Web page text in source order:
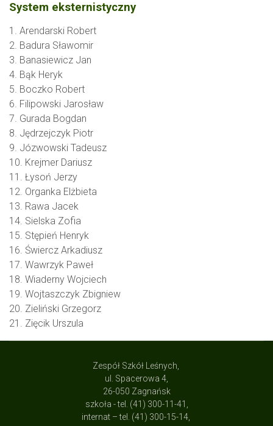
System eksternistyczny
1. Arendarski Robert
2. Badura Sławomir
3. Banasiewicz Jan
4. Bąk Heryk
5. Boczko Robert
6. Filipowski Jarosław
7. Gurada Bogdan
8. Jędrzejczyk Piotr
9. Józwowski Tadeusz
10. Krejmer Dariusz
11. Łysoń Jerzy
12. Organka Elżbieta
13. Rawa Jacek
14. Sielska Zofia
15. Stępień Henryk
16. Świercz Arkadiusz
17. Wawrzyk Paweł
18. Wiaderny Wojciech
19. Wojtaszczyk Zbigniew
20. Zieliński Grzegorz
21. Zięcik Urszula
Zespół Szkół Leśnych,
ul. Spacerowa 4,
26-050 Zagnańsk
szkoła - tel. (41) 300-11-41,
internat – tel. (41) 300-15-14,